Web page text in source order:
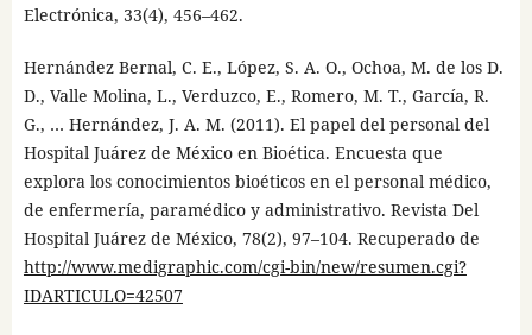
Electrónica, 33(4), 456–462.
Hernández Bernal, C. E., López, S. A. O., Ochoa, M. de los D.
D., Valle Molina, L., Verduzco, E., Romero, M. T., García, R.
G., … Hernández, J. A. M. (2011). El papel del personal del
Hospital Juárez de México en Bioética. Encuesta que
explora los conocimientos bioéticos en el personal médico,
de enfermería, paramédico y administrativo. Revista Del
Hospital Juárez de México, 78(2), 97–104. Recuperado de
http://www.medigraphic.com/cgi-bin/new/resumen.cgi?
IDARTICULO=42507